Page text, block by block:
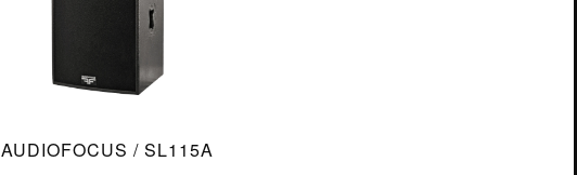
AUDIOFOCUS / SL115A